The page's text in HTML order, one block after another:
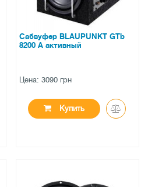
Сабвуфер BLAUPUNKT GTb
8200 A активный
Цена: 3090 грн
Купить